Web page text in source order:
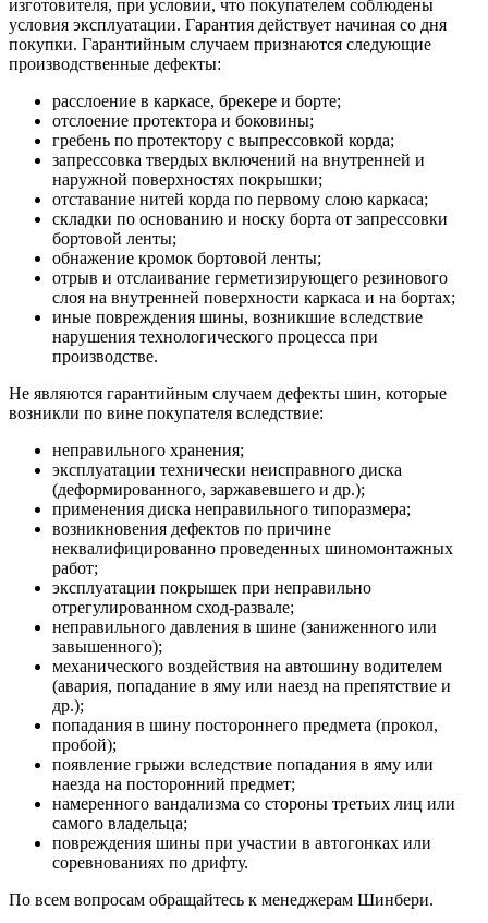
изготовителя, при условии, что покупателем соблюдены
условия эксплуатации. Гарантия действует начиная со дня
покупки. Гарантийным случаем признаются следующие
производственные дефекты:
расслоение в каркасе, брекере и борте;
отслоение протектора и боковины;
гребень по протектору с выпрессовкой корда;
запрессовка твердых включений на внутренней и
наружной поверхностях покрышки;
отставание нитей корда по первому слою каркаса;
складки по основанию и носку борта от запрессовки
бортовой ленты;
обнажение кромок бортовой ленты;
отрыв и отслаивание герметизирующего резинового
слоя на внутренней поверхности каркаса и на бортах;
иные повреждения шины, возникшие вследствие
нарушения технологического процесса при
производстве.
Не являются гарантийным случаем дефекты шин, которые
возникли по вине покупателя вследствие:
неправильного хранения;
эксплуатации технически неисправного диска
(деформированного, заржавевшего и др.);
применения диска неправильного типоразмера;
возникновения дефектов по причине
неквалифицированно проведенных шиномонтажных
работ;
эксплуатации покрышек при неправильно
отрегулированном сход-развале;
неправильного давления в шине (заниженного или
завышенного);
механического воздействия на автошину водителем
(авария, попадание в яму или наезд на препятствие и
др.);
попадания в шину постороннего предмета (прокол,
пробой);
появление грыжи вследствие попадания в яму или
наезда на посторонний предмет;
намеренного вандализма со стороны третьих лиц или
самого владельца;
повреждения шины при участии в автогонках или
соревнованиях по дрифту.
По всем вопросам обращайтесь к менеджерам Шинбери.